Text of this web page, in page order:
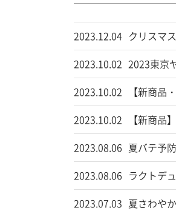
2023.12.04 クリスマ
2023.10.02 2023東京
2023.10.02
【新商品
2023.10.02
【新商品
2023.08.06 夏バテ予
2023.08.06 ラクトデ
2023.07.03 夏さわや